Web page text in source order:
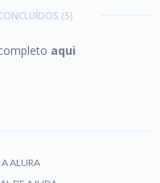
(5)
aqui
A ALURA